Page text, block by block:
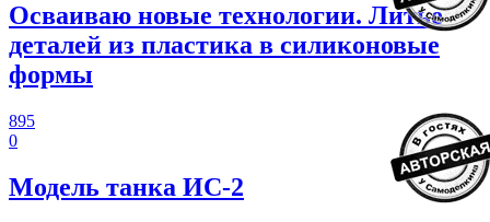
Осваиваю новые технологии. Литье
деталей из пластика в силиконовые
формы
895
0
Модель танка ИС-2